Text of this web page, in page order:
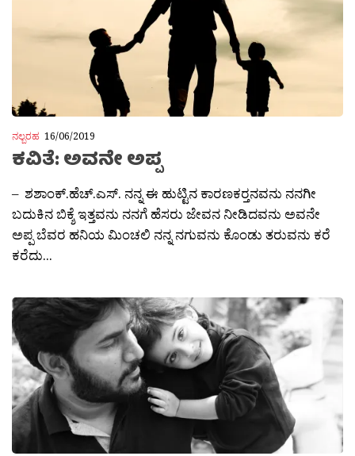
ನಲ್ಬರಹ 16/06/2019
ಕವಿತೆ: ಅವನೇ ಅಪ್ಪ
– ಶಶಾಂಕ್.ಹೆಚ್.ಎಸ್. ನನ್ನ ಈ ಹುಟ್ಟಿನ ಕಾರಣಕರ‍್ತನವನು ನನಗೀ
ಬದುಕಿನ ಬಿಕ್ಶೆ ಇತ್ತವನು ನನಗೆ ಹೆಸರು ಜೇವನ ನೀಡಿದವನು ಅವನೇ
ಅಪ್ಪ ಬೆವರ ಹನಿಯ ಮಿಂಚಲಿ ನನ್ನ ನಗುವನು ಕೊಂಡು ತರುವನು ಕರೆ
ಕರೆದು...